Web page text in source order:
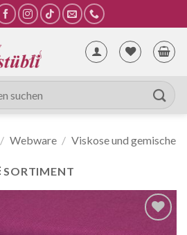
/ Webware / Viskose und gemische
SORTIMENT